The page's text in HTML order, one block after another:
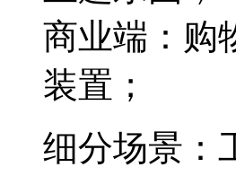
商业端：购
装置；
细分场景：